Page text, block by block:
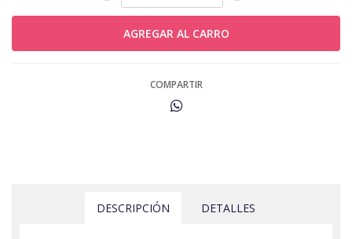
COMPARTIR
DESCRIPCIÓN DETALLES